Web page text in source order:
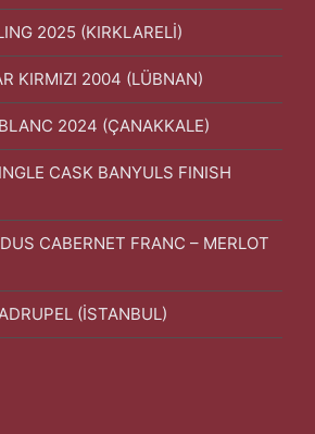
2025 (KIRKLARELİ)
KIRMIZI 2004 (LÜBNAN)
2024 (ÇANAKKALE)
CASK BANYULS FINISH
CABERNET FRANC – MERLOT
(İSTANBUL)